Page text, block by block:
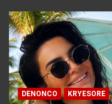
DENONCO KRYESORE